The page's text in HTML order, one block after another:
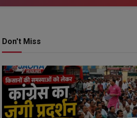
Don't Miss